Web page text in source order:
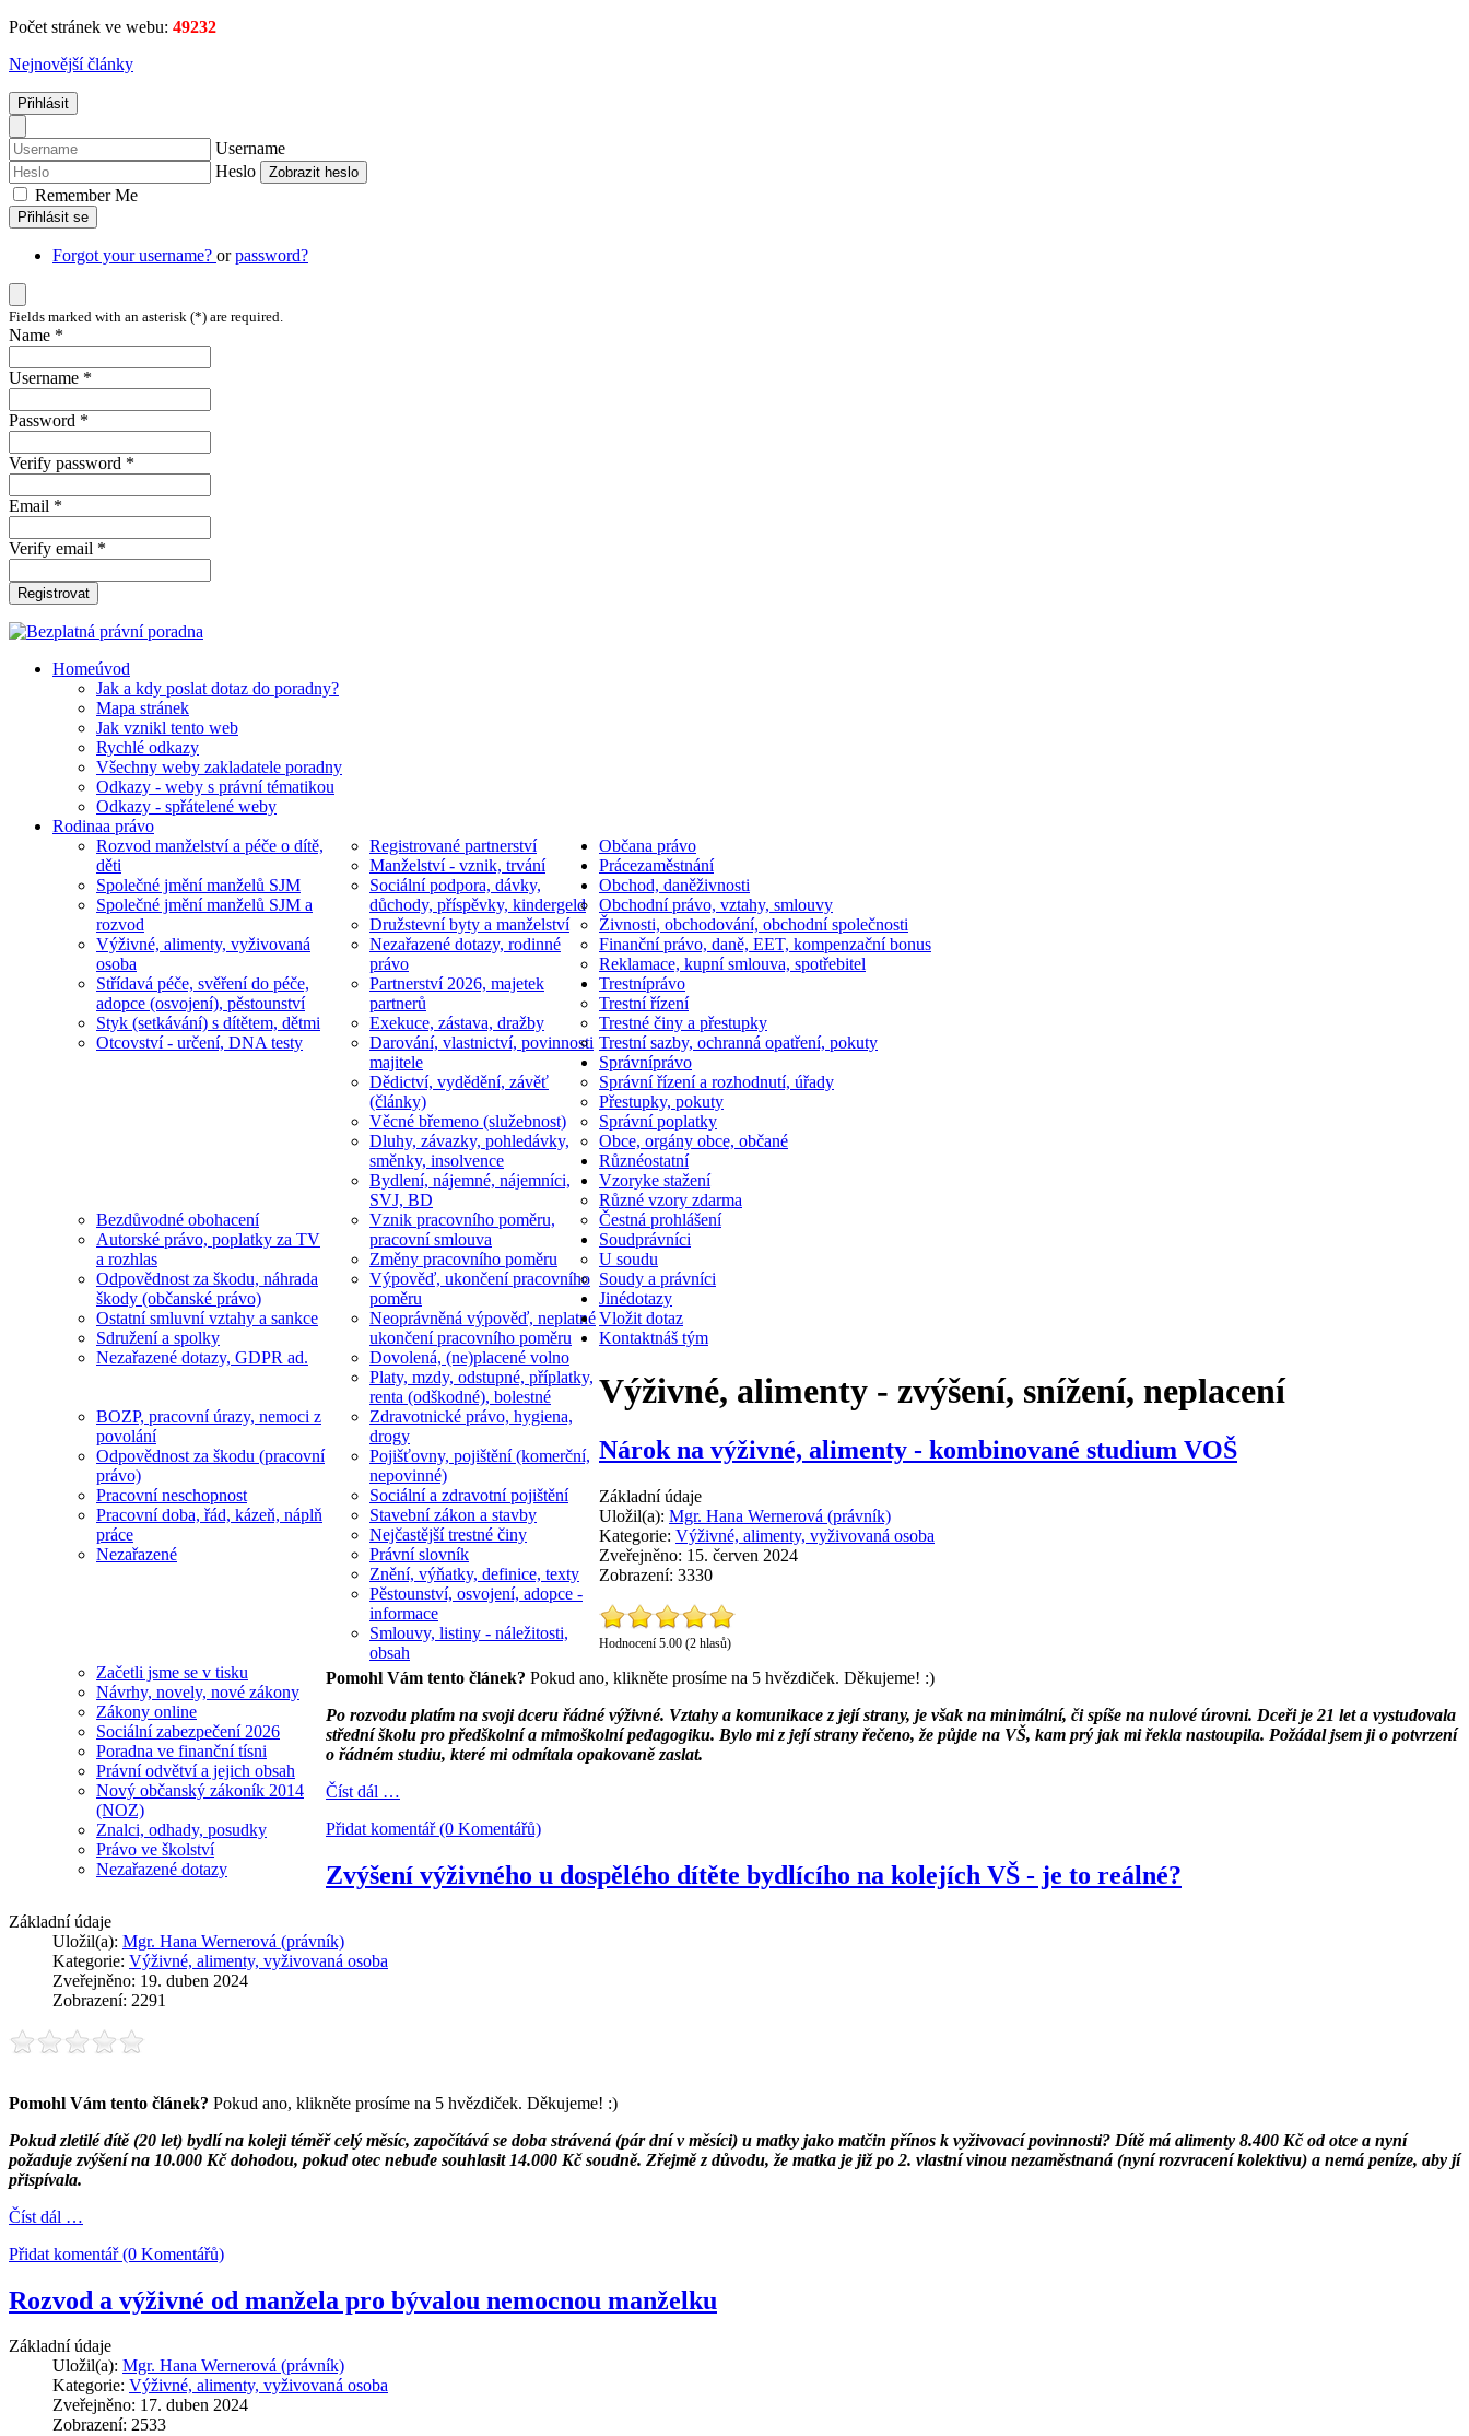
Počet stránek ve webu: 49232
Nejnovější články
Přihlásit
Username
Heslo
Zobrazit heslo
Remember Me
Přihlásit se
Forgot your username? orpassword?
Fields marked with an asterisk (*) are required.
Name *
Username *
Password *
Verify password *
Email *
Verify email *
Registrovat
Homeúvod
Jak a kdy poslat dotaz do poradny?
Mapa stránek
Jak vznikl tento web
Rychlé odkazy
Všechny weby zakladatele poradny
Odkazy - weby s právní tématikou
Odkazy - spřátelené weby
Rodinaa právo
Rozvod manželství a péče o dítě,
děti
Společné jmění manželů SJM
Společné jmění manželů SJM a
rozvod
Výživné, alimenty, vyživovaná
osoba
Střídavá péče, svěření do péče,
adopce (osvojení), pěstounství
Styk (setkávání) s dítětem, dětmi
Otcovství - určení, DNA testy
Registrované partnerství
Manželství - vznik, trvání
Sociální podpora, dávky,
důchody, příspěvky, kindergeld
Družstevní byty a manželství
Nezařazené dotazy, rodinné
právo
Partnerství 2026, majetek
partnerů
Občana právo
Exekuce, zástava, dražby
Darování, vlastnictví, povinnosti
majitele
Dědictví, vydědění, závěť
(články)
Věcné břemeno (služebnost)
Dluhy, závazky, pohledávky,
směnky, insolvence
Bydlení, nájemné, nájemníci,
SVJ, BD
Bezdůvodné obohacení
Autorské právo, poplatky za TV
a rozhlas
Odpovědnost za škodu, náhrada
škody (občanské právo)
Ostatní smluvní vztahy a sankce
Sdružení a spolky
Nezařazené dotazy, GDPR ad.
Prácezaměstnání
Vznik pracovního poměru,
pracovní smlouva
Změny pracovního poměru
Výpověď, ukončení pracovního
poměru
Neoprávněná výpověď, neplatné
ukončení pracovního poměru
Dovolená, (ne)placené volno
Platy, mzdy, odstupné, příplatky,
renta (odškodné), bolestné
BOZP, pracovní úrazy, nemoci z
povolání
Odpovědnost za škodu (pracovní
právo)
Pracovní neschopnost
Pracovní doba, řád, kázeň, náplň
práce
Nezařazené
Obchod, daněživnosti
Obchodní právo, vztahy, smlouvy
Živnosti, obchodování, obchodní společnosti
Finanční právo, daně, EET, kompenzační bonus
Reklamace, kupní smlouva, spotřebitel
Trestníprávo
Trestní řízení
Trestné činy a přestupky
Trestní sazby, ochranná opatření, pokuty
Správníprávo
Správní řízení a rozhodnutí, úřady
Přestupky, pokuty
Správní poplatky
Obce, orgány obce, občané
Různéostatní
Zdravotnické právo, hygiena,
drogy
Pojišťovny, pojištění (komerční,
nepovinné)
Sociální a zdravotní pojištění
Stavební zákon a stavby
Nejčastější trestné činy
Právní slovník
Znění, výňatky, definice, texty
Pěstounství, osvojení, adopce -
informace
Smlouvy, listiny - náležitosti,
obsah
Začetli jsme se v tisku
Návrhy, novely, nové zákony
Zákony online
Sociální zabezpečení 2026
Poradna ve finanční tísni
Právní odvětví a jejich obsah
Nový občanský zákoník 2014
(NOZ)
Znalci, odhady, posudky
Právo ve školství
Nezařazené dotazy
Vzoryke stažení
Různé vzory zdarma
Čestná prohlášení
Soudprávníci
U soudu
Soudy a právníci
Jinédotazy
Vložit dotaz
Kontaktnáš tým
Výživné, alimenty - zvýšení, snížení, neplacení
Nárok na výživné, alimenty - kombinované studium VOŠ
Základní údaje
Uložil(a): Mgr. Hana Wernerová (právník)
Kategorie: Výživné, alimenty, vyživovaná osoba
Zveřejněno: 15. červen 2024
Zobrazení: 3330
Hodnocení 5.00 (2 hlasů)
Pomohl Vám tento článek? Pokud ano, klikněte prosíme na 5 hvězdiček. Děkujeme! :)
Po rozvodu platím na svoji dceru řádné výživné. Vztahy a komunikace z její strany, je však na minimální, či spíše na nulové úrovni. Dceři je 21 let a vystudovala
střední školu pro předškolní a mimoškolní pedagogiku. Bylo mi z její strany řečeno, že půjde na VŠ, kam prý jak mi řekla nastoupila. Požádal jsem ji o potvrzení
o řádném studiu, které mi odmítala opakovaně zaslat.
Číst dál …
Přidat komentář (0 Komentářů)
Zvýšení výživného u dospělého dítěte bydlícího na kolejích VŠ - je to reálné?
Základní údaje
Uložil(a): Mgr. Hana Wernerová (právník)
Kategorie: Výživné, alimenty, vyživovaná osoba
Zveřejněno: 19. duben 2024
Zobrazení: 2291
Pomohl Vám tento článek? Pokud ano, klikněte prosíme na 5 hvězdiček. Děkujeme! :)
Pokud zletilé dítě (20 let) bydlí na koleji téměř celý měsíc, započítává se doba strávená (pár dní v měsíci) u matky jako matčin přínos k vyživovací povinnosti? Dítě má alimenty 8.400 Kč od otce a nyní
požaduje zvýšení na 10.000 Kč dohodou, pokud otec nebude souhlasit 14.000 Kč soudně. Zřejmě z důvodu, že matka je již po 2. vlastní vinou nezaměstnaná (nyní rozvracení kolektivu) a nemá peníze, aby jí
přispívala.
Číst dál …
Přidat komentář (0 Komentářů)
Rozvod a výživné od manžela pro bývalou nemocnou manželku
Základní údaje
Uložil(a): Mgr. Hana Wernerová (právník)
Kategorie: Výživné, alimenty, vyživovaná osoba
Zveřejněno: 17. duben 2024
Zobrazení: 2533